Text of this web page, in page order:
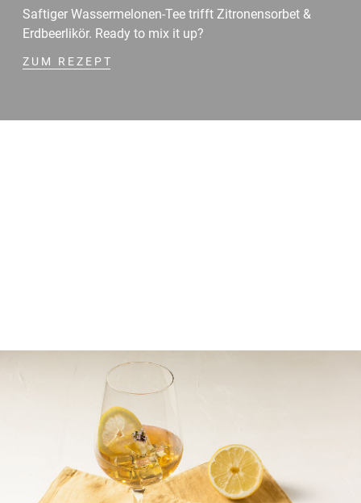
Saftiger Wassermelonen-Tee trifft Zitronensorbet &
Erdbeerlikör. Ready to mix it up?
ZUM REZEPT